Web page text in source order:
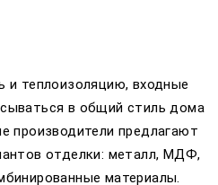
и теплоизоляцию, входные
в общий стиль дома
производители предлагают
отделки: металл, МДФ,
материалы.